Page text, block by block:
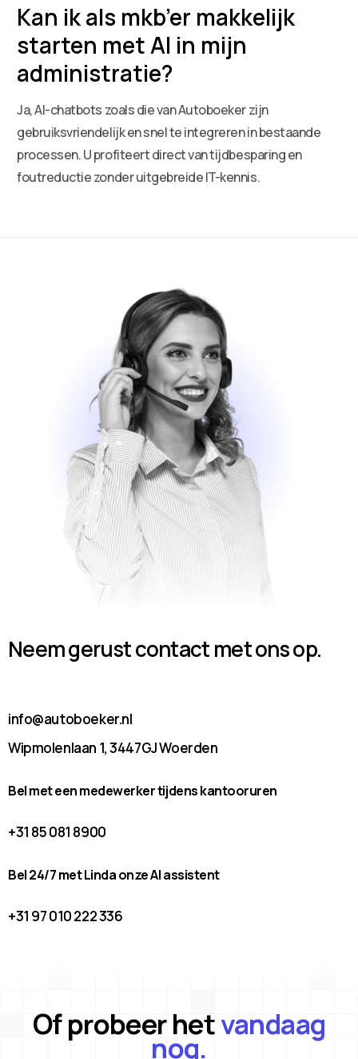
Kan ik als mkb’er makkelijk
starten met AI in mijn
administratie?
Ja, AI-chatbots zoals die van Autoboeker zijn
gebruiksvriendelijk en snel te integreren in bestaande
processen. U profiteert direct van tijdbesparing en
foutreductie zonder uitgebreide IT-kennis.
Neem gerust contact met ons op.
info@autoboeker.nl
Wipmolenlaan 1, 3447GJ Woerden
Bel met een medewerker tijdens kantooruren
+31 85 081 8900
Bel 24/7 met Linda onze AI assistent
+31 97 010 222 336
Of probeer hetvandaag
nog.